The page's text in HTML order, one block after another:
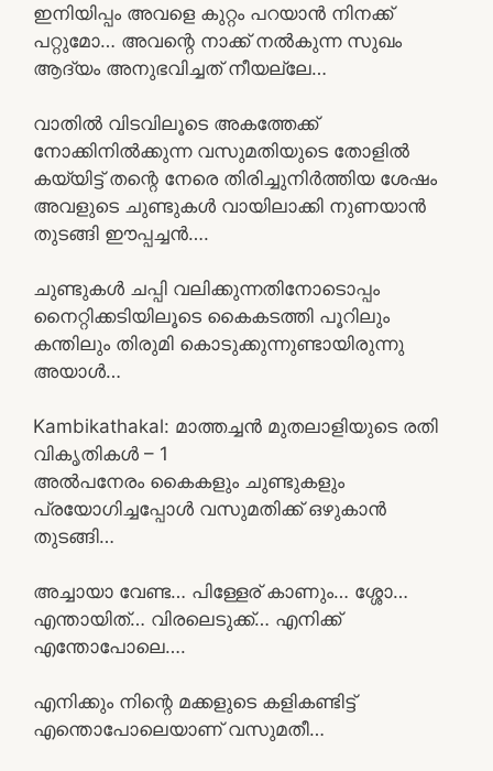
ഇനിയിപ്പം അവളെ കുറ്റം പറയാൻ നിനക്ക്
പറ്റുമോ… അവന്റെ നാക്ക് നൽകുന്ന സുഖം
ആദ്യം അനുഭവിച്ചത് നീയല്ലേ…
വാതിൽ വിടവിലൂടെ അകത്തേക്ക്
നോക്കിനിൽക്കുന്ന വസുമതിയുടെ തോളിൽ
കയ്യിട്ട് തന്റെ നേരെ തിരിച്ചുനിർത്തിയ ശേഷം
അവളുടെ ചുണ്ടുകൾ വായിലാക്കി നുണയാൻ
തുടങ്ങി ഈപ്പച്ചൻ….
ചുണ്ടുകൾ ചപ്പി വലിക്കുന്നതിനോടൊപ്പം
നൈറ്റിക്കടിയിലൂടെ കൈകടത്തി പൂറിലും
കന്തിലും തിരുമി കൊടുക്കുന്നുണ്ടായിരുന്നു
അയാൾ…
Kambikathakal: മാത്തച്ചൻ മുതലാളിയുടെ രതി
വികൃതികൾ – 1
അൽപനേരം കൈകളും ചുണ്ടുകളും
പ്രയോഗിച്ചപ്പോൾ വസുമതിക്ക് ഒഴുകാൻ
തുടങ്ങി…
അച്ചായാ വേണ്ട… പിള്ളേര് കാണും… ശ്ശോ…
എന്തായിത്… വിരലെടുക്ക്… എനിക്ക്
എന്തോപോലെ….
എനിക്കും നിന്റെ മക്കളുടെ കളികണ്ടിട്ട്
എന്തൊപോലെയാണ് വസുമതീ…